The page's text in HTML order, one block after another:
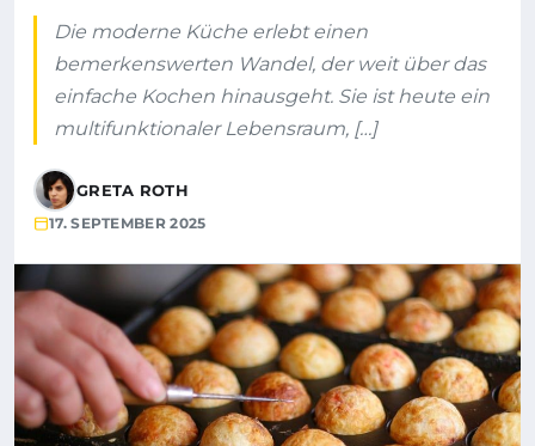
Die moderne Küche erlebt einen
bemerkenswerten Wandel, der weit über das
einfache Kochen hinausgeht. Sie ist heute ein
multifunktionaler Lebensraum, […]
GRETA ROTH
17. SEPTEMBER 2025